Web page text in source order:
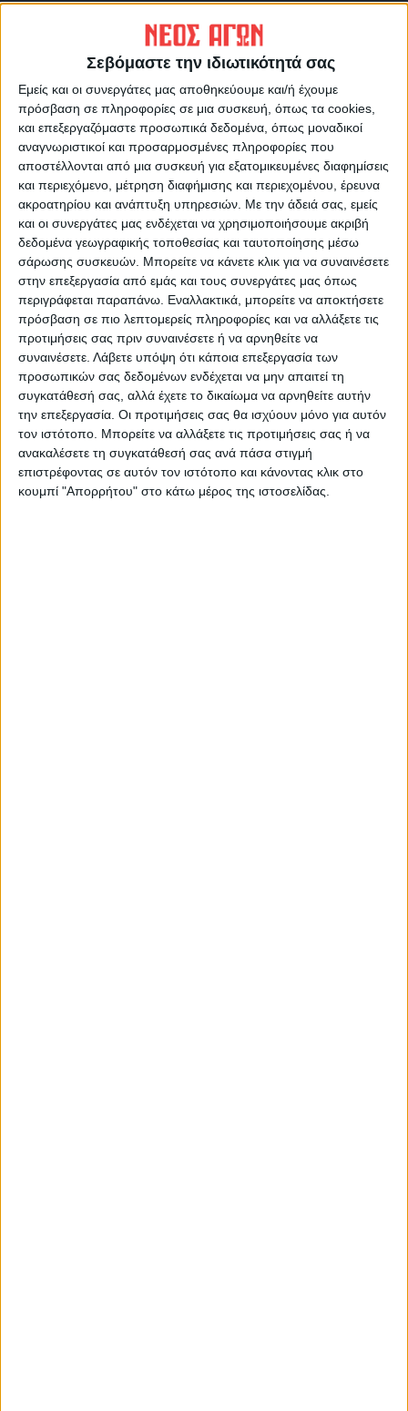
Σεβόμαστε την ιδιωτικότητά σας
Εμείς και οι συνεργάτες μας αποθηκεύουμε και/ή έχουμε
πρόσβαση σε πληροφορίες σε μια συσκευή, όπως τα cookies,
και επεξεργαζόμαστε προσωπικά δεδομένα, όπως μοναδικοί
αναγνωριστικοί και προσαρμοσμένες πληροφορίες που
αποστέλλονται από μια συσκευή για εξατομικευμένες διαφημίσεις
και περιεχόμενο, μέτρηση διαφήμισης και περιεχομένου, έρευνα
ακροατηρίου και ανάπτυξη υπηρεσιών. Με την άδειά σας, εμείς
και οι συνεργάτες μας ενδέχεται να χρησιμοποιήσουμε ακριβή
δεδομένα γεωγραφικής τοποθεσίας και ταυτοποίησης μέσω
σάρωσης συσκευών. Μπορείτε να κάνετε κλικ για να συναινέσετε
στην επεξεργασία από εμάς και τους συνεργάτες μας όπως
περιγράφεται παραπάνω. Εναλλακτικά, μπορείτε να αποκτήσετε
πρόσβαση σε πιο λεπτομερείς πληροφορίες και να αλλάξετε τις
προτιμήσεις σας πριν συναινέσετε ή να αρνηθείτε να
συναινέσετε. Λάβετε υπόψη ότι κάποια επεξεργασία των
προσωπικών σας δεδομένων ενδέχεται να μην απαιτεί τη
συγκατάθεσή σας, αλλά έχετε το δικαίωμα να αρνηθείτε αυτήν
την επεξεργασία. Οι προτιμήσεις σας θα ισχύουν μόνο για αυτόν
τον ιστότοπο. Μπορείτε να αλλάξετε τις προτιμήσεις σας ή να
ανακαλέσετε τη συγκατάθεσή σας ανά πάσα στιγμή
επιστρέφοντας σε αυτόν τον ιστότοπο και κάνοντας κλικ στο
κουμπί "Απορρήτου" στο κάτω μέρος της ιστοσελίδας.
ΘΕΜΑ ΤΗΣ ΗΜΕΡΑΣ
Θέμα ημέρας : Οι συνταξιούχοι ζητούν να
επιστραφεί η 13η σύνταξη. Συμφωνείτε;